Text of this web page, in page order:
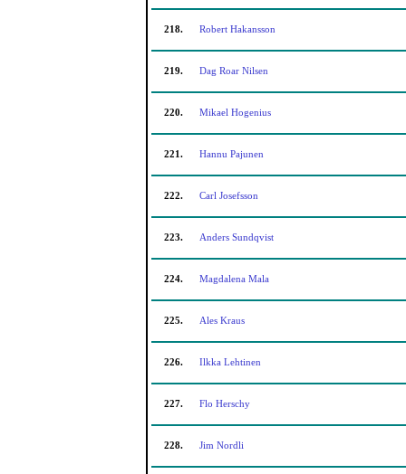
218. Robert Hakansson
219. Dag Roar Nilsen
220. Mikael Hogenius
221. Hannu Pajunen
222. Carl Josefsson
223. Anders Sundqvist
224. Magdalena Mala
225. Ales Kraus
226. Ilkka Lehtinen
227. Flo Herschy
228. Jim Nordli